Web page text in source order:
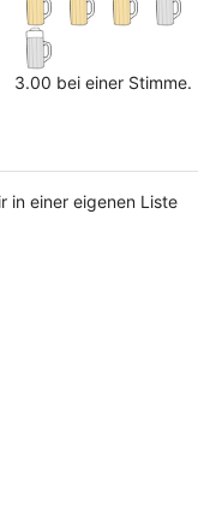
3.00 bei einer Stimme.
in einer eigenen Liste